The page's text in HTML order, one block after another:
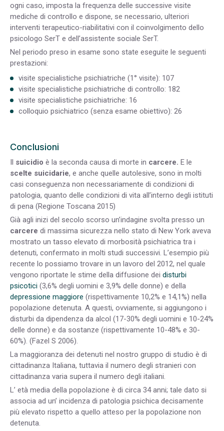
ogni caso, imposta la frequenza delle successive visite
mediche di controllo e dispone, se necessario, ulteriori
interventi terapeutico-riabilitativi con il coinvolgimento dello
psicologo SerT e dell’assistente sociale SerT.
Nel periodo preso in esame sono state eseguite le seguenti
prestazioni:
visite specialistiche psichiatriche (1° visite): 107
visite specialistiche psichiatriche di controllo: 182
visite specialistiche psichiatriche: 16
colloquio psichiatrico (senza esame obiettivo): 26
Conclusioni
Il suicidio è la seconda causa di morte in carcere. E le
scelte suicidarie, e anche quelle autolesive, sono in molti
casi conseguenza non necessariamente di condizioni di
patologia, quanto delle condizioni di vita all’interno degli istituti
di pena (Regione Toscana 2015)
Già agli inizi del secolo scorso un’indagine svolta presso un
carcere di massima sicurezza nello stato di New York aveva
mostrato un tasso elevato di morbosità psichiatrica tra i
detenuti, confermato in molti studi successivi. L’esempio più
recente lo possiamo trovare in un lavoro del 2012, nel quale
vengono riportate le stime della diffusione dei disturbi
psicotici (3,6% degli uomini e 3,9% delle donne) e della
depressione maggiore (rispettivamente 10,2% e 14,1%) nella
popolazione detenuta. A questi, ovviamente, si aggiungono i
disturbi da dipendenza da alcol (17-30% degli uomini e 10-24%
delle donne) e da sostanze (rispettivamente 10-48% e 30-
60%). (Fazel S 2006).
La maggioranza dei detenuti nel nostro gruppo di studio è di
cittadinanza Italiana, tuttavia il numero degli stranieri con
cittadinanza varia supera il numero degli italiani.
L’ età media della popolazione è di circa 34 anni; tale dato si
associa ad un’ incidenza di patologia psichica decisamente
più elevato rispetto a quello atteso per la popolazione non
detenuta.